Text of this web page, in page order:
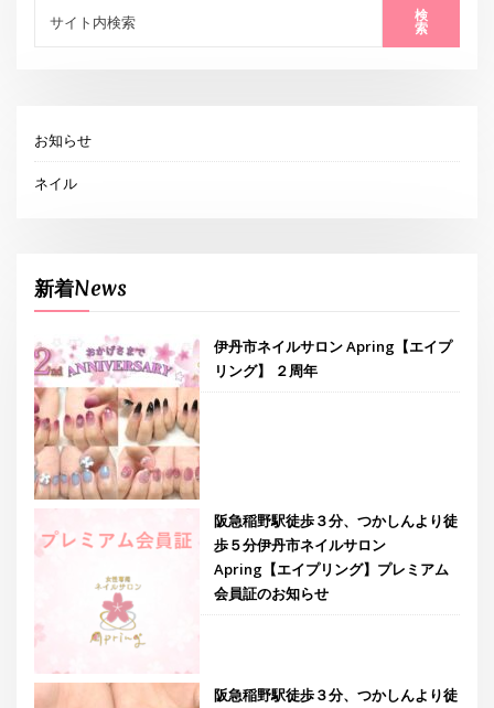
検
索
お知らせ
ネイル
新着News
伊丹市ネイルサロン Apring【エイプ
リング】 ２周年
阪急稲野駅徒歩３分、つかしんより徒
歩５分伊丹市ネイルサロン
Apring【エイプリング】プレミアム
会員証のお知らせ
阪急稲野駅徒歩３分、つかしんより徒